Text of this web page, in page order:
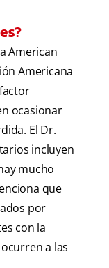
American
Americana
ocasionar
El Dr.
incluyen
mucho
que
por
con la
a las